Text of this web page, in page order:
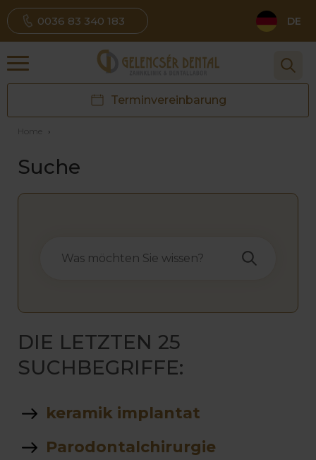
0036 83 340 183 DE
Terminvereinbarung
Home ›
Suche
DIE LETZTEN 25
SUCHBEGRIFFE:
keramik implantat
Parodontalchirurgie